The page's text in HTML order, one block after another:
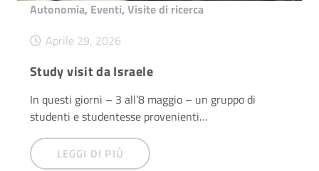
Autonomia, Eventi, Visite di ricerca
Aprile 29, 2026
Study visit da Israele
In questi giorni – 3 all’8 maggio – un gruppo di
studenti e studentesse provenienti…
LEGGI DI PIÙ